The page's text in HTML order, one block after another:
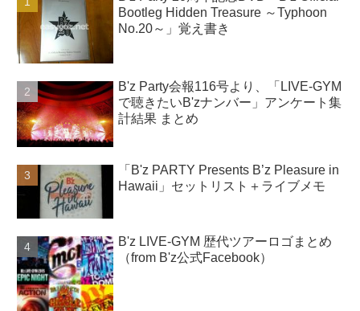
Bootleg Hidden Treasure ～Typhoon
No.20～」覚え書き
B'z Party会報116号より、「LIVE-GYM
で聴きたいB'zナンバー」アンケート集
計結果 まとめ
「B'z PARTY Presents B’z Pleasure in
Hawaii」セットリスト＋ライブメモ
B'z LIVE-GYM 歴代ツアーロゴまとめ
（from B'z公式Facebook）